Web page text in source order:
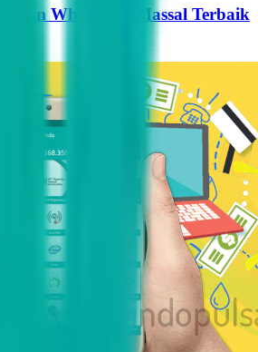
WhatsApp Massal Terbaik